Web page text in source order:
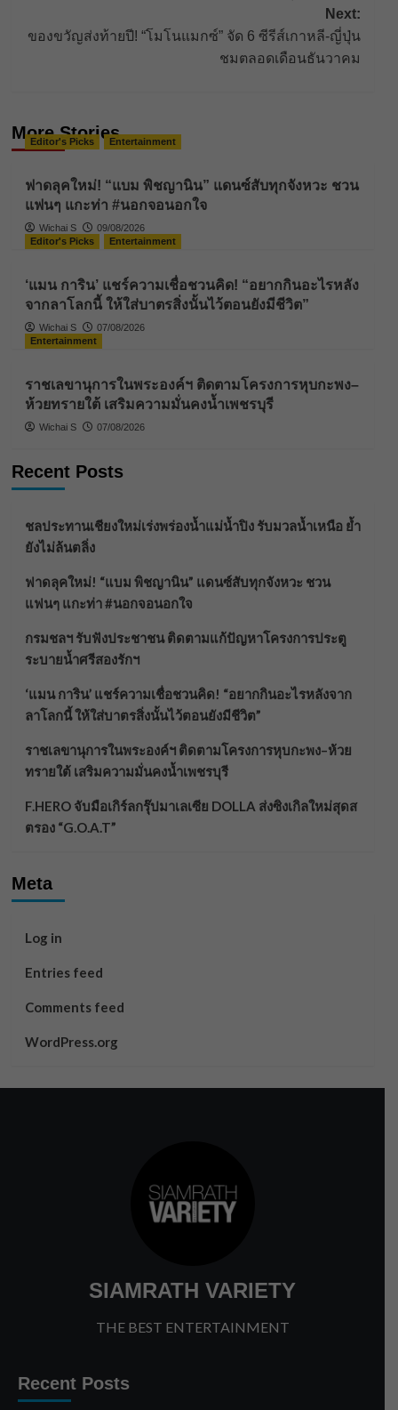
Next:
ของขวัญส่งท้ายปี! “โมโนแมกซ์” จัด 6 ซีรีส์เกาหลี-ญี่ปุ่น
ชมตลอดเดือนธันวาคม
More Stories
Editor's Picks Entertainment
ฟาดลุคใหม่! “แบม พิชญานิน” แดนซ์สับทุกจังหวะ ชวน
แฟนๆ แกะท่า #นอกจอนอกใจ
Wichai S
09/08/2026
Editor's Picks
Entertainment
‘แมน การิน’ แชร์ความเชื่อชวนคิด! “อยากกินอะไรหลัง
จากลาโลกนี้ ให้ใส่บาตรสิ่งนั้นไว้ตอนยังมีชีวิต”
Wichai S
07/08/2026
Entertainment
ราชเลขานุการในพระองค์ฯ ติดตามโครงการหุบกะพง–
ห้วยทรายใต้ เสริมความมั่นคงน้ำเพชรบุรี
Wichai S 07/08/2026
Recent Posts
ชลประทานเชียงใหม่เร่งพร่องน้ำแม่น้ำปิง รับมวลน้ำเหนือ ย้ำ
ยังไม่ล้นตลิ่ง
ฟาดลุคใหม่! “แบม พิชญานิน” แดนซ์สับทุกจังหวะ ชวน
แฟนๆ แกะท่า #นอกจอนอกใจ
กรมชลฯ รับฟังประชาชน ติดตามแก้ปัญหาโครงการประตู
ระบายน้ำศรีสองรักฯ
‘แมน การิน’ แชร์ความเชื่อชวนคิด! “อยากกินอะไรหลังจาก
ลาโลกนี้ ให้ใส่บาตรสิ่งนั้นไว้ตอนยังมีชีวิต”
ราชเลขานุการในพระองค์ฯ ติดตามโครงการหุบกะพง–ห้วย
ทรายใต้ เสริมความมั่นคงน้ำเพชรบุรี
F.HERO จับมือเกิร์ลกรุ๊ปมาเลเซีย DOLLA ส่งซิงเกิลใหม่สุดส
ตรอง “G.O.A.T”
Meta
Log in
Entries feed
Comments feed
WordPress.org
SIAMRATH VARIETY
THE BEST ENTERTAINMENT
Recent Posts